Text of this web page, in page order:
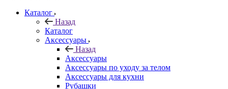
Каталог
Назад
Каталог
Аксессуары
Назад
Аксессуары
Аксессуары по уходу за телом
Аксессуары для кухни
Рубашки